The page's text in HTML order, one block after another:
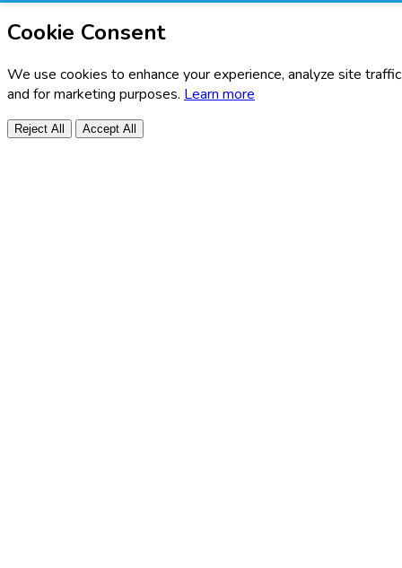
Cookie Consent
We use cookies to enhance your experience, analyze site
and for marketing purposes. Learn more
Reject All Accept All